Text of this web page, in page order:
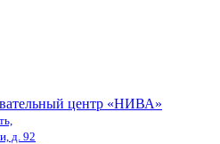
центр «НИВА»
д. 92